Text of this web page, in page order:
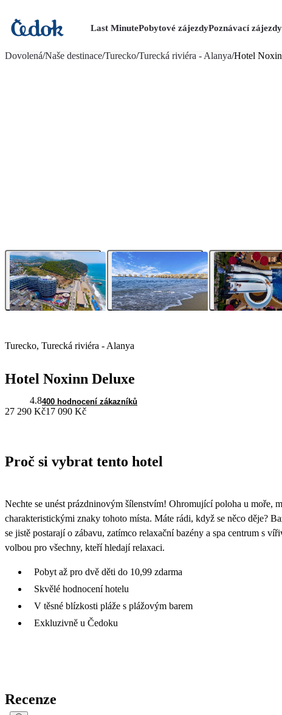
Last MinutePobytové zájezdyPoznávací zájezdy
Dovolená/Naše destinace/Turecko/Turecká riviéra - Alanya/Hotel
Turecko, Turecká riviéra - Alanya
Hotel Noxinn Deluxe
4.8400 hodnocení zákazníků
27 290 Kč17 090 Kč
Proč si vybrat tento hotel
Nechte se unést prázdninovým šílenstvím! Ohromující poloha u moře,
charakteristickými znaky tohoto místa. Máte rádi, když se něco děje?
se jistě postarají o zábavu, zatímco relaxační bazény a spa centrum s
volbou pro všechny, kteří hledají relaxaci.
Pobyt až pro dvě děti do 10,99 zdarma
Skvělé hodnocení hotelu
V těsné blízkosti pláže s plážovým barem
Exkluzivně u Čedoku
Recenze